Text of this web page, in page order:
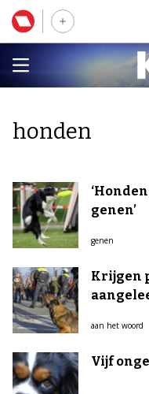
honden
genen’
genen
Krijgen
aan het woord
Vijf